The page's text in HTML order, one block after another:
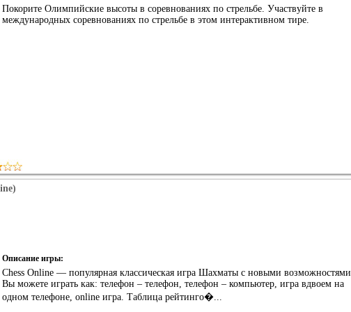
Покорите Олимпийские высоты в соревнованиях по стрельбе. Участвуйте в
международных соревнованиях по стрельбе в этом интерактивном тире.
Описание игры:
Chess Online — популярная классическая игра Шахматы с новыми
Вы можете играть как: телефон – телефон, телефон – компьютер, игра вдвоем на
одном телефоне, online игра. Таблица рейтинго�...